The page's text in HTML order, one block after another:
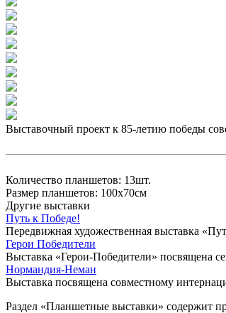
Выставочный проект к 85-летию победы
Количество планшетов: 13шт.
Размер планшетов: 100х70см
Другие выставки
Путь к Победе!
Передвижная художественная выставка
Герои Победители
Выставка «Герои-Победители» посвящена
Нормандия-Неман
Выставка посвящена совместному
Раздел «Планшетные выставки» содержит